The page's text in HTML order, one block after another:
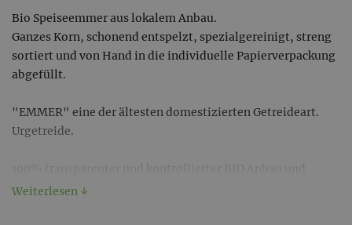
Bio Speiseemmer aus lokalem Anbau.
Ganzes Korn, schonend entspelzt, spezialgereinigt, streng
sortiert und von Hand in die individuelle Papierverpackung
abgefüllt.
"EMMER" eine der ältesten domestizierten Getreideart.
Urgetreide.
Produktion.
Weiterlesen ↓